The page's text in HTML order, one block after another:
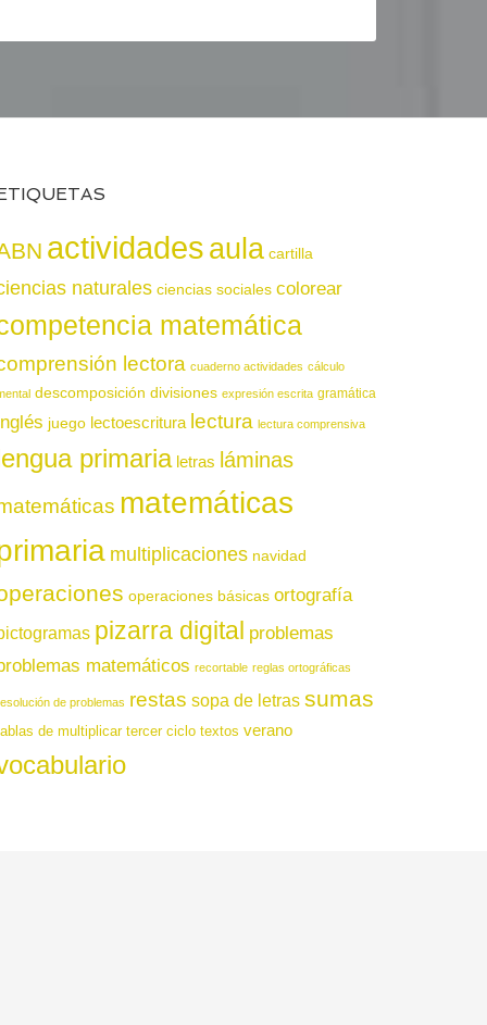
actividadesaula cartilla
naturales ciencias sociales colorear
matemática
lectora cuaderno actividades cálculo
descomposición divisiones expresión escrita gramática
juego lectoescritura lectura lectura comprensiva
primaria letras láminas
matemáticas
multiplicaciones navidad
operaciones básicas ortografía
pizarra digital problemas
matemáticos recortable reglas ortográficas
de problemas restas sopa de letras sumas
de multiplicar tercer ciclo textos verano